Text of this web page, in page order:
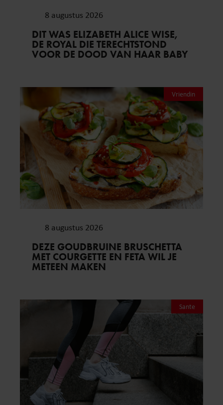
8 augustus 2026
DIT WAS ELIZABETH ALICE WISE,
DE ROYAL DIE TERECHTSTOND
VOOR DE DOOD VAN HAAR BABY
Vriendin
8 augustus 2026
DEZE GOUDBRUINE BRUSCHETTA
MET COURGETTE EN FETA WIL JE
METEEN MAKEN
Sante